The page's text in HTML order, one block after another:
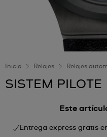
Inicio Relojes Relojes
SISTEM PILOTE
Este
Entrega express gratis